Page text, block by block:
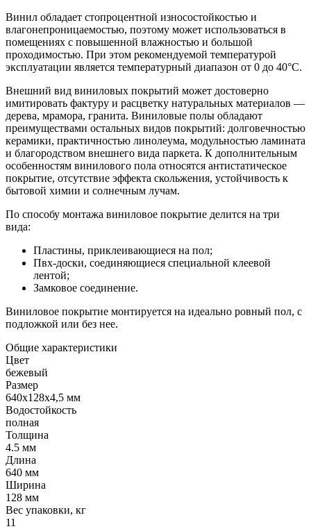
Винил обладает стопроцентной износостойкостью и
влагонепроницаемостью, поэтому может использоваться в
помещениях с повышенной влажностью и большой
проходимостью. При этом рекомендуемой температурой
эксплуатации является температурный диапазон от 0 до 40°С.
Внешний вид виниловых покрытий может достоверно
имитировать фактуру и расцветку натуральных материалов —
дерева, мрамора, гранита. Виниловые полы обладают
преимуществами остальных видов покрытий: долговечностью
керамики, практичностью линолеума, модульностью ламината
и благородством внешнего вида паркета. К дополнительным
особенностям винилового пола относятся антистатическое
покрытие, отсутствие эффекта скольжения, устойчивость к
бытовой химии и солнечным лучам.
По способу монтажа виниловое покрытие делится на три
вида:
Пластины, приклеивающиеся на пол;
Пвх-доски, соединяющиеся специальной клеевой
лентой;
Замковое соединение.
Виниловое покрытие монтируется на идеально ровный пол, с
подложкой или без нее.
Общие характеристики
Цвет
бежевый
Размер
640х128х4,5 мм
Водостойкость
полная
Толщина
4.5 мм
Длина
640 мм
Ширина
128 мм
Вес упаковки, кг
11